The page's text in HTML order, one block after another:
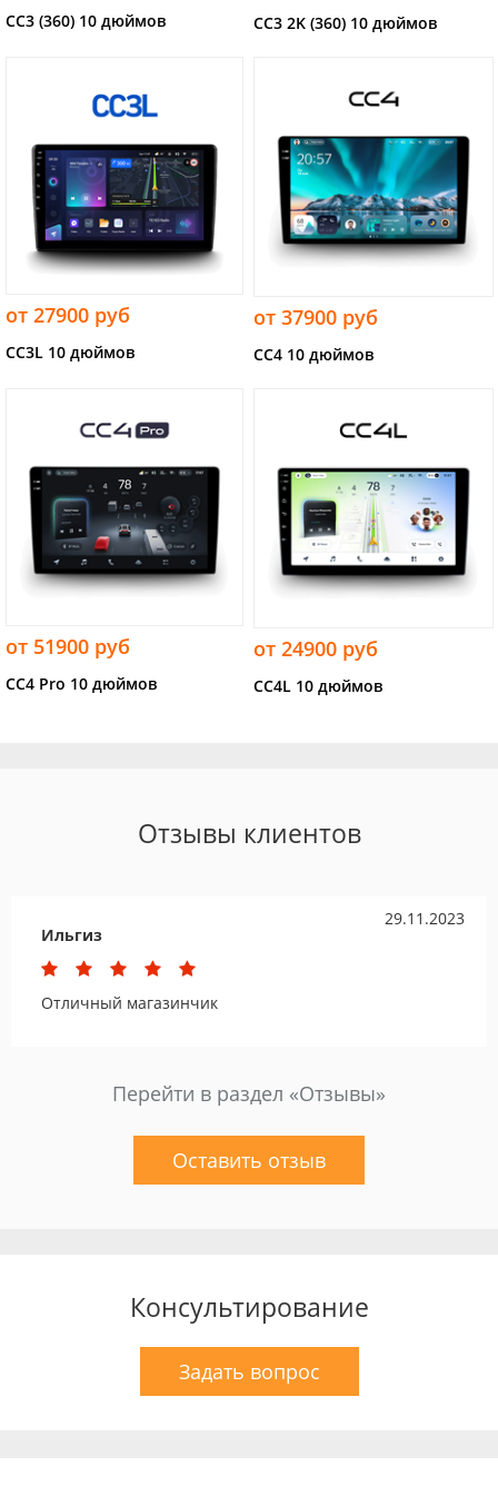
CC3 (360) 10 дюймов CC3 2K (360) 10 дюймов
от 27900 руб
CC3L 10 дюймов
от 37900 руб
CC4 10 дюймов
от 51900 руб
CC4 Pro 10 дюймов
от 24900 руб
CC4L 10 дюймов
Отзывы клиентов
29.11.2023
Ильгиз
Отличный магазинчик
Перейти в раздел «Отзывы»
Оставить отзыв
Консультирование
Задать вопрос